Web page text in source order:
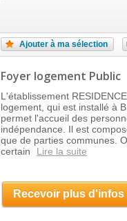
Ajouter à ma sélection
Foyer logement Public
L'établissement
logement, qui est installé à
permet l'accueil des
indépendance. Il est
que de parties communes.
certain
Lire la suite
Recevoir plus d'infos